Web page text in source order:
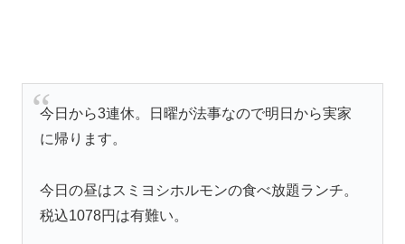
今日から3連休。日曜が法事なので明日から実家
に帰ります。
今日の昼はスミヨシホルモンの食べ放題ランチ。
税込1078円は有難い。